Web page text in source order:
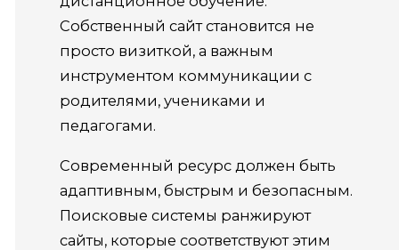
Собственный сайт становится не
просто визиткой, а важным
инструментом коммуникации с
родителями, учениками и
педагогами.
Современный ресурс должен быть
адаптивным, быстрым и безопасным.
Поисковые системы ранжируют
сайты, которые соответствуют этим